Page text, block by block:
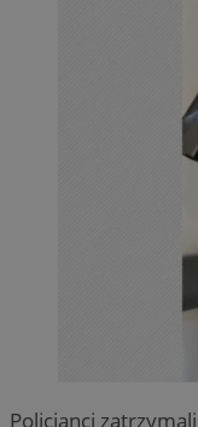
Policjanci